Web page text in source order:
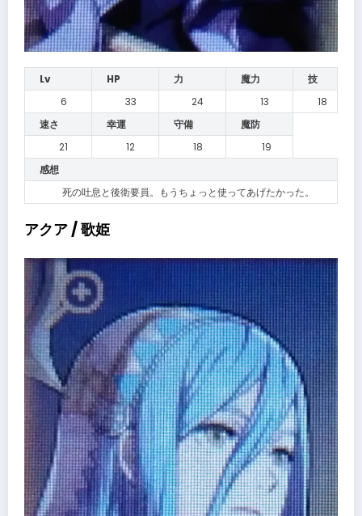
Lv HP 力 魔力
技
6
33 24 13
18
速さ
幸運 守備
魔防
21
12 18
19
感想
死の吐息と後衛要員。もうちょっと使ってあげたかった。
アクア / 歌姫